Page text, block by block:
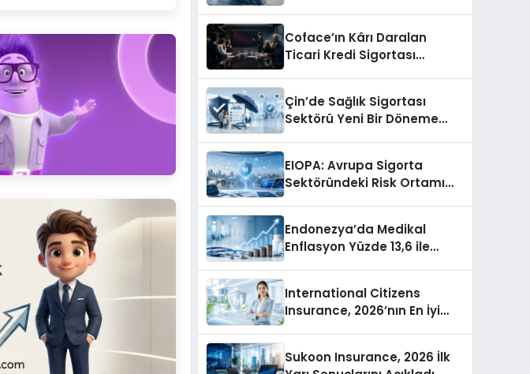
Coface’ın Kârı Daralan
Ticari Kredi Sigortası
Çin’de Sağlık Sigortası
Sektörü Yeni Bir Döneme
EIOPA: Avrupa Sigorta
Sektöründeki Risk Ortamı
Endonezya’da Medikal
Enflasyon Yüzde 13,6 ile
International Citizens
Insurance, 2026’nın En İyi
Sukoon Insurance, 2026 İlk